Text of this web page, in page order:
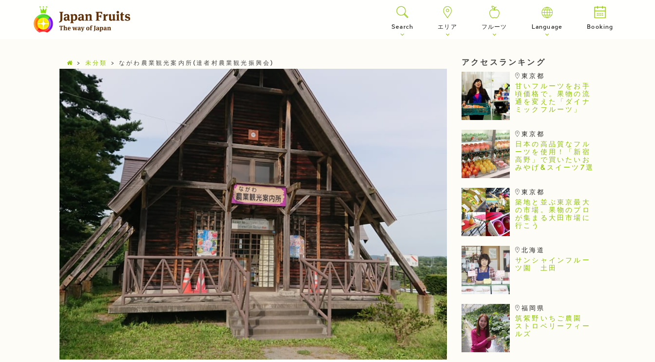
Search エリア フルーツ Language Booking
> 未分類 > ながわ農業観光案内所(達者村農業観光振興会) アクセスランキング
東京都
甘いフルーツをお手
頃価格で。果物の流
通を変えた「ダイナ
ミックフルーツ」
東京都
日本の高品質なフル
ーツを使用！「新宿
高野」で買いたいお
みやげ&スイーツ7選
東京都
築地と並ぶ東京最大
の市場。果物のプロ
が集まる大田市場に
行こう
北海道
サンシャインフルー
ツ園 土田
福岡県
筑紫野いちご農園
ストロベリーフィー
ルズ